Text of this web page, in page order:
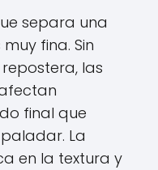
separa una
fina. Sin
las
final que
La
en la textura y